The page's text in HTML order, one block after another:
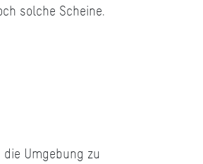
solche Scheine.
Umgebung zu